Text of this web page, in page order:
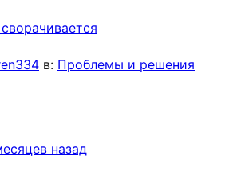
в: Проблемы и решения
назад